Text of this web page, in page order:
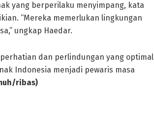
yang berperilaku menyimpang, kata
“Mereka memerlukan lingkungan
ungkap Haedar.
dan perlindungan yang optimal
Indonesia menjadi pewaris masa
ribas)